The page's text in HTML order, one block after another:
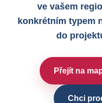
ve vašem
konkrétním typem
do
Přejít na
Chci